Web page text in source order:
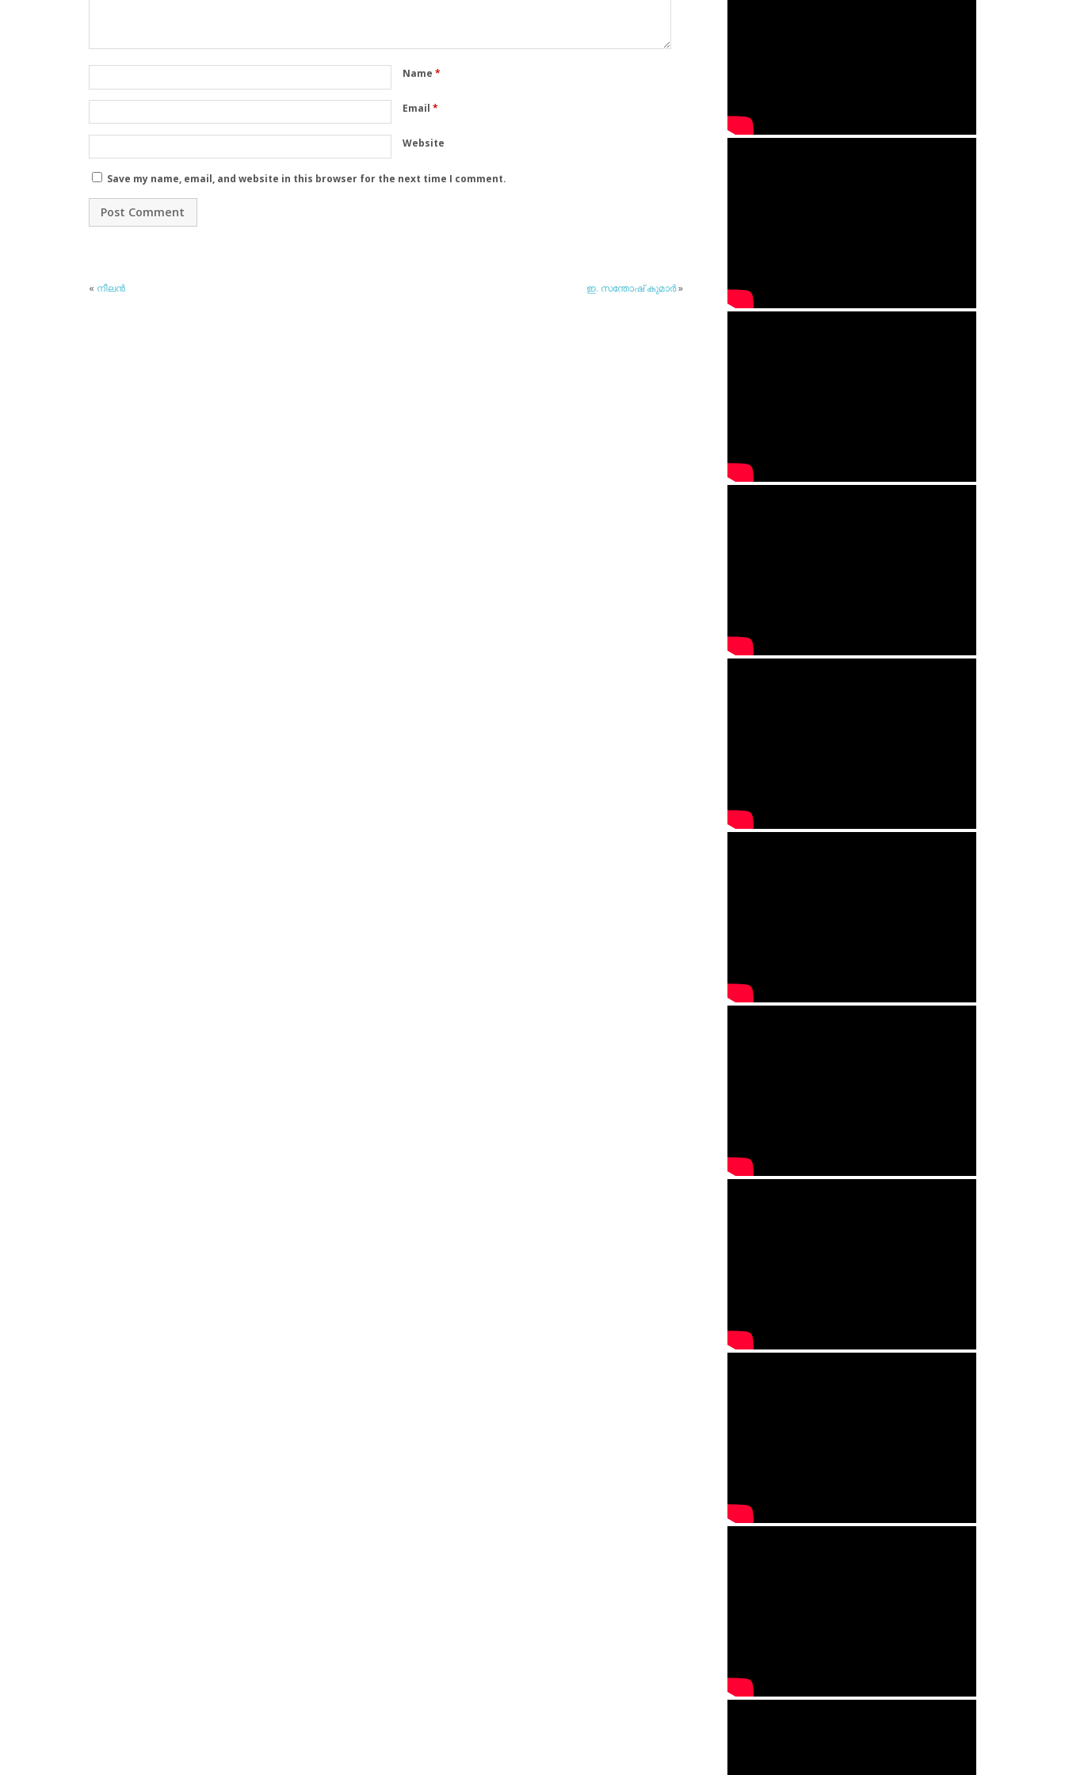
Name *
Email *
Website
Save my name, email, and website in this browser for the next time I comment.
« നീലന്‍ ഇ. സന്തോഷ് കുമാര്‍»